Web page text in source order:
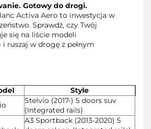
Gotowy do drogi.
Activa Aero to inwestycja w
Sprawdź, czy Twój
się na liście modeli
ruszaj w drogę z pełnym
Style
Stelvio (2017-) 5 doors suv
(Integrated rails)
A3 Sportback (2013-2020) 5